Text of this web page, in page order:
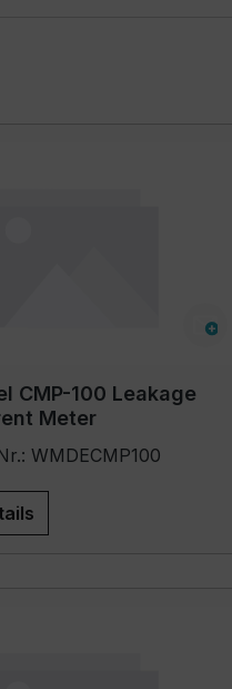
CMP-100 Leakage
Meter
WMDECMP100